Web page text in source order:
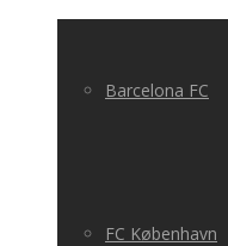
Barcelona FC
FC København